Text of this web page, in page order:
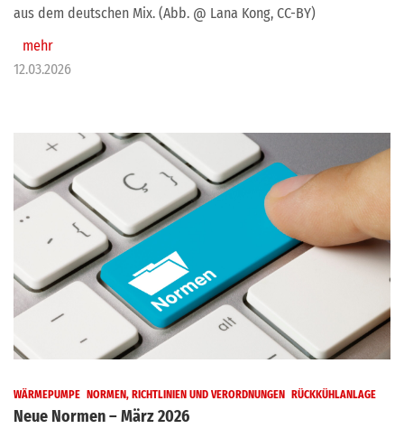
aus dem deutschen Mix. (Abb. @ Lana Kong, CC-BY)
mehr
12.03.2026
WÄRMEPUMPE NORMEN, RICHTLINIEN UND VERORDNUNGEN RÜCKKÜHLANLAGE
Neue Normen – März 2026